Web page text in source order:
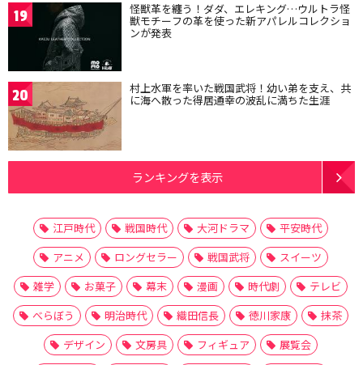
19 怪獣革を纏う！ダダ、エレキング…ウルトラ怪
獣モチーフの革を使った新アパレルコレクショ
ンが発表
20 村上水軍を率いた戦国武将！幼い弟を支え、共
に海へ散った得居通幸の波乱に満ちた生涯
ランキングを表示
江戸時代 戦国時代 大河ドラマ
平安時代
アニメ
ロングセラー 戦国武将
スイーツ
雑学
お菓子 幕末 漫画 時代劇
テレビ
べらぼう
明治時代 織田信長 徳川家康
抹茶
デザイン
文房具 フィギュア
展覧会